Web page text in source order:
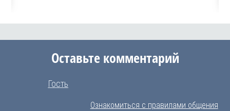
Оставьте комментарий
Гость
Ознакомиться с правилами общения